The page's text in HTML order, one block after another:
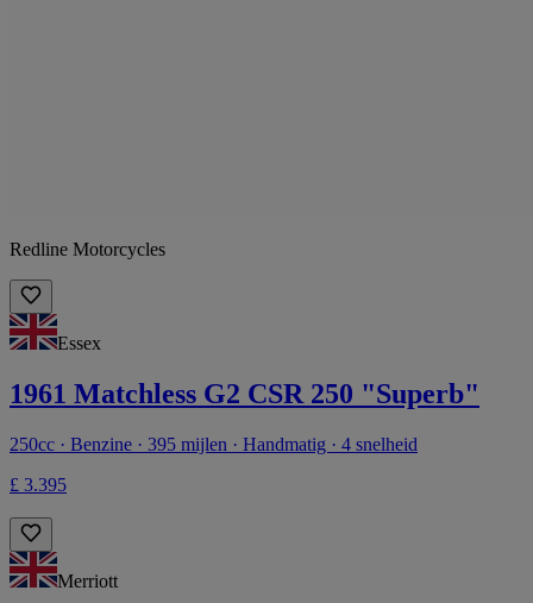
Redline Motorcycles
Essex
1961 Matchless G2 CSR 250 "Superb"
250cc · Benzine · 395 mijlen · Handmatig · 4 snelheid
£ 3.395
Merriott